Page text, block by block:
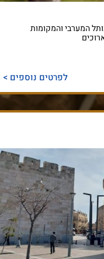
המערבי והמקומות
לפרטים נוספים >